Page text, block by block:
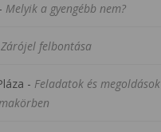
- Melyik a gyengébb nem?
Zárójel felbontása
- Feladatok és megoldások